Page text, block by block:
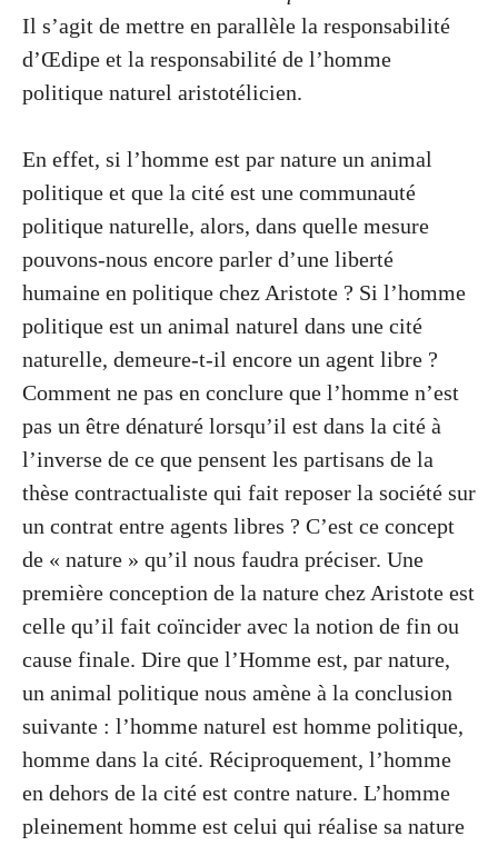
Il s’agit de mettre en parallèle la responsabilité
d’Œdipe et la responsabilité de l’homme
politique naturel aristotélicien.
En effet, si l’homme est par nature un animal
politique et que la cité est une communauté
politique naturelle, alors, dans quelle mesure
pouvons-nous encore parler d’une liberté
humaine en politique chez Aristote ? Si l’homme
politique est un animal naturel dans une cité
naturelle, demeure-t-il encore un agent libre ?
Comment ne pas en conclure que l’homme n’est
pas un être dénaturé lorsqu’il est dans la cité à
l’inverse de ce que pensent les partisans de la
thèse contractualiste qui fait reposer la société sur
un contrat entre agents libres ? C’est ce concept
de « nature » qu’il nous faudra préciser. Une
première conception de la nature chez Aristote est
celle qu’il fait coïncider avec la notion de fin ou
cause finale. Dire que l’Homme est, par nature,
un animal politique nous amène à la conclusion
suivante : l’homme naturel est homme politique,
homme dans la cité. Réciproquement, l’homme
en dehors de la cité est contre nature. L’homme
pleinement homme est celui qui réalise sa nature